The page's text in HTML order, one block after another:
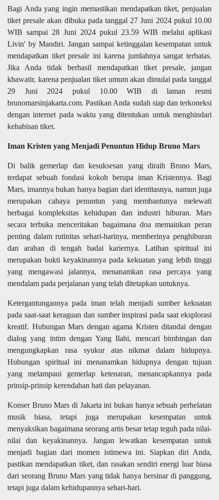
Bagi Anda yang ingin memastikan mendapatkan tiket, penjualan
tiket presale akan dibuka pada tanggal 27 Juni 2024 pukul 10.00
WIB sampai 28 Juni 2024 pukul 23.59 WIB melalui aplikasi
Livin' by Mandiri. Jangan sampai ketinggalan kesempatan untuk
mendapatkan tiket presale ini karena jumlahnya sangat terbatas.
Jika Anda tidak berhasil mendapatkan tiket presale, jangan
khawatir, karena penjualan tiket umum akan dimulai pada tanggal
29 Juni 2024 pukul 10.00 WIB di laman resmi
brunomarsinjakarta.com. Pastikan Anda sudah siap dan terkoneksi
dengan internet pada waktu yang ditentukan untuk menghindari
kehabisan tiket.
Iman Kristen yang Menjadi Penuntun Hidup Bruno Mars
Di balik gemerlap dan kesuksesan yang diraih Bruno Mars,
terdapat sebuah fondasi kokoh berupa iman Kristennya. Bagi
Mars, imannya bukan hanya bagian dari identitasnya, namun juga
merupakan cahaya penuntun yang membantunya melewati
berbagai kompleksitas kehidupan dan industri hiburan. Mars
secara terbuka menceritakan bagaimana doa memainkan peran
penting dalam rutinitas sehari-harinya, memberinya penghiburan
dan arahan di tengah badai kariernya. Latihan spiritual ini
merupakan bukti keyakinannya pada kekuatan yang lebih tinggi
yang mengawasi jalannya, menanamkan rasa percaya yang
mendalam pada perjalanan yang telah ditetapkan untuknya.
Ketergantungannya pada iman telah menjadi sumber kekuatan
pada saat-saat keraguan dan sumber inspirasi pada saat eksplorasi
kreatif. Hubungan Mars dengan agama Kristen ditandai dengan
dialog yang intim dengan Yang Ilahi, mencari bimbingan dan
mengungkapkan rasa syukur atas nikmat dalam hidupnya.
Hubungan spiritual ini menanamkan hidupnya dengan tujuan
yang melampaui gemerlap ketenaran, menancapkannya pada
prinsip-prinsip kerendahan hati dan pelayanan.
Konser Bruno Mars di Jakarta ini bukan hanya sebuah perhelatan
musik biasa, tetapi juga merupakan kesempatan untuk
menyaksikan bagaimana seorang artis besar tetap teguh pada nilai-
nilai dan keyakinannya. Jangan lewatkan kesempatan untuk
menjadi bagian dari momen istimewa ini. Siapkan diri Anda,
pastikan mendapatkan tiket, dan rasakan sendiri energi luar biasa
dari seorang Bruno Mars yang tidak hanya bersinar di panggung,
tetapi juga dalam kehidupannya sehari-hari.